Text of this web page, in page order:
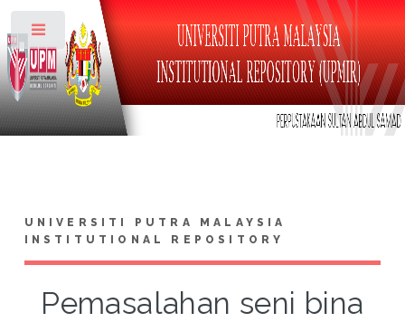
UNIVERSITI PUTRA MALAYSIA
INSTITUTIONAL REPOSITORY
Pemasalahan seni bina
Toggle